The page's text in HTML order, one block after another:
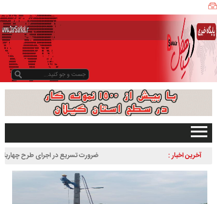
صفحه اصلی
آخرین اخبار :
ضرورت تسریع در اجرای طرح چهاربانده
لاهیجان به سیاهکل
ا
ه
ک
ل
ز
و
د
و
د
س